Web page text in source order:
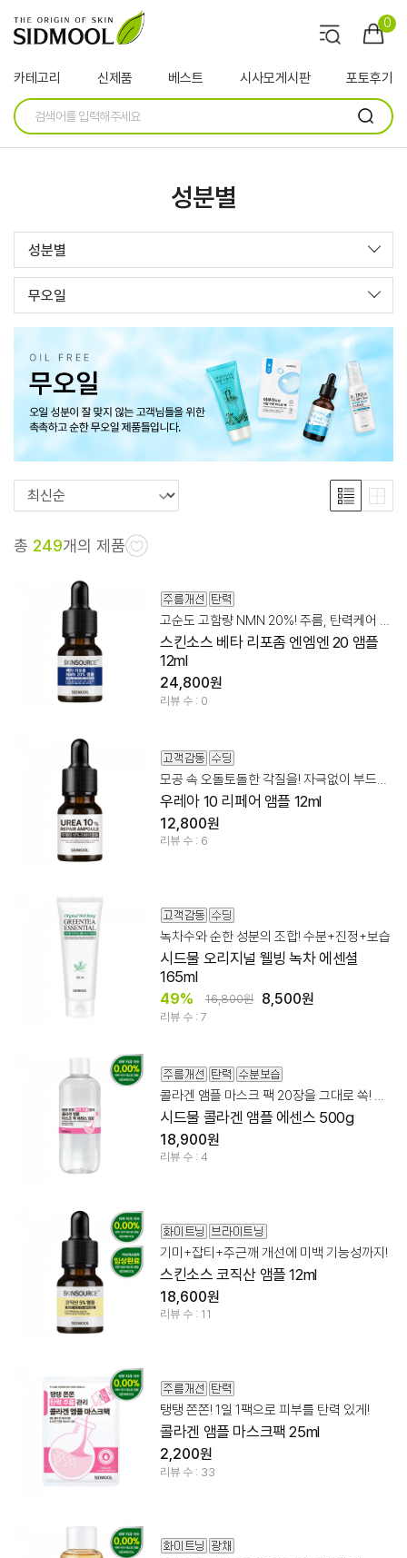
0
카테고리 신제품 베스트 시사모게시판 포토후기
성분별
성분별
무오일
총 249개의 제품
고순도 고함량 NMN 20%! 주름, 탄력케어 앰플
스킨소스 베타 리포좀 엔엠엔 20 앰플
12ml
24,800원
리뷰 수 : 0
모공 속 오돌토돌한 각질을! 자극없이 부드럽게 케어
우레아 10 리페어 앰플 12ml
12,800원
리뷰 수 : 6
녹차수와 순한 성분의 조합! 수분+진정+보습
시드물 오리지널 웰빙 녹차 에센셜
165ml
49% 16,800원 8,500원
리뷰 수 : 7
시드물 콜라겐 앰플 에센스 500g
18,900원
리뷰 수 : 4
기미+잡티+주근깨 개선에 미백 기능성까지!
스킨소스 코직산 앰플 12ml
18,600원
리뷰 수 : 11
탱탱 쫀쫀! 1일 1팩으로 피부를 탄력 있게!
콜라겐 앰플 마스크팩 25ml
2,200원
리뷰 수 : 33